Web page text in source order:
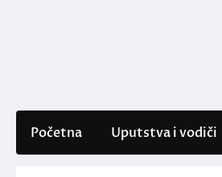
Početna Uputstva i vodiči